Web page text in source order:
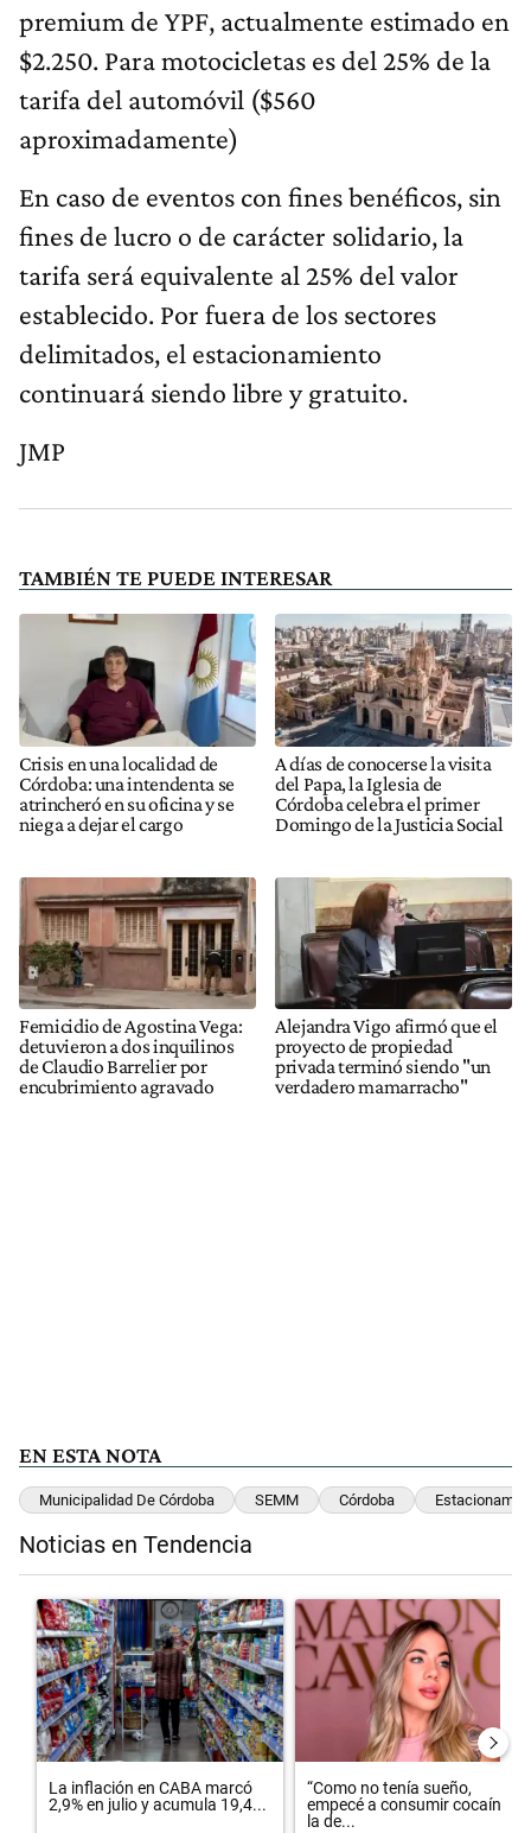
premium de YPF, actualmente estimado en
$2.250. Para motocicletas es del 25% de la
tarifa del automóvil ($560
aproximadamente)
En caso de eventos con fines benéficos, sin
fines de lucro o de carácter solidario, la
tarifa será equivalente al 25% del valor
establecido. Por fuera de los sectores
delimitados, el estacionamiento
continuará siendo libre y gratuito.
JMP
TAMBIÉN TE PUEDE INTERESAR
Crisis en una localidad de
Córdoba: una intendenta se
atrincheró en su oficina y se
niega a dejar el cargo
A días de conocerse la visita
del Papa, la Iglesia de
Córdoba celebra el primer
Domingo de la Justicia Social
Femicidio de Agostina Vega:
detuvieron a dos inquilinos
de Claudio Barrelier por
encubrimiento agravado
Alejandra Vigo afirmó que el
proyecto de propiedad
privada terminó siendo "un
verdadero mamarracho"
EN ESTA NOTA
Municipalidad De Córdoba SEMM Córdoba
Noticias en Tendencia
Un artículo de tendencia con el título "La inflación en CABA marcó
La inflación en CABA marcó
2,9% en julio y acumula 19,4...
Un artículo de tendencia con el
“Como no tenía sueño,
empecé a consumir cocaína”:
la de...